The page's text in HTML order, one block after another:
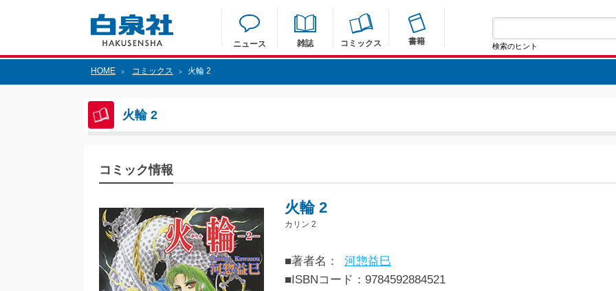
ニュース 雑誌 コミックス 書籍 検索のヒント
HOME > コミックス > 火輪 2
火輪 2
コミック情報
火輪 2
カリン 2
■著者名：
河惣益巳
■ISBNコード：9784592884521